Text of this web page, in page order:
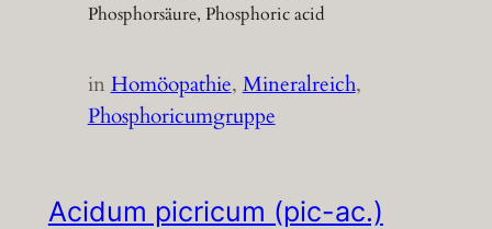
Phosphorsäure, Phosphoric acid
inHomöopathie, Mineralreich
Phosphoricumgruppe
Acidum picricum (pic-ac.)